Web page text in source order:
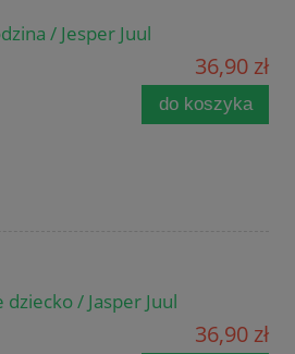
/ Jesper Juul
36,90 zł
do koszyka
/ Jasper Juul
36,90 zł